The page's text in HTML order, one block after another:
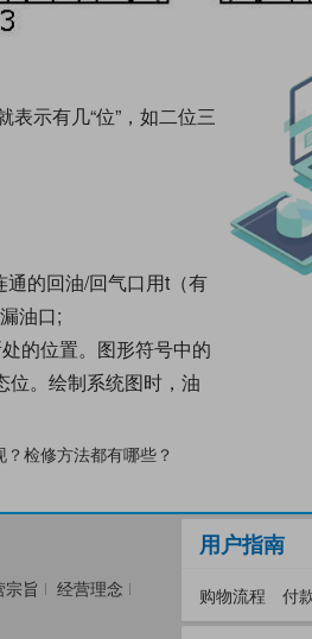
示有几“位”，如二位三
的回油/回气口用t（有
油口;
的位置。图形符号中的
位。绘制系统图时，油
检修方法都有哪些？
宗旨
经营理念
用户指南
购物流程 付